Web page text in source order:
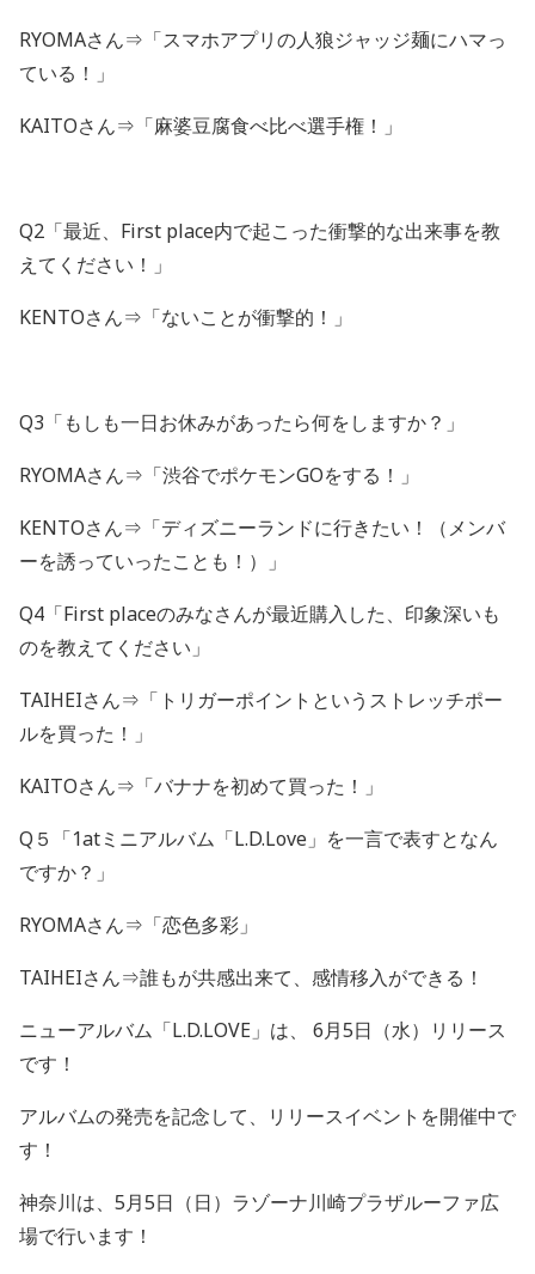
RYOMAさん⇒「スマホアプリの人狼ジャッジ麺にハマっ
ている！」
KAITOさん⇒「麻婆豆腐食べ比べ選手権！」
Q2「最近、First place内で起こった衝撃的な出来事を教
えてください！」
KENTOさん⇒「ないことが衝撃的！」
Q3「もしも一日お休みがあったら何をしますか？」
RYOMAさん⇒「渋谷でポケモンGOをする！」
KENTOさん⇒「ディズニーランドに行きたい！（メンバ
ーを誘っていったことも！）」
Q4「First placeのみなさんが最近購入した、印象深いも
のを教えてください」
TAIHEIさん⇒「トリガーポイントというストレッチポー
ルを買った！」
KAITOさん⇒「バナナを初めて買った！」
Q５「1atミニアルバム「L.D.Love」を一言で表すとなん
ですか？」
RYOMAさん⇒「恋色多彩」
TAIHEIさん⇒誰もが共感出来て、感情移入ができる！
ニューアルバム「L.D.LOVE」は、 6月5日（水）リリース
です！
アルバムの発売を記念して、リリースイベントを開催中で
す！
神奈川は、5月5日（日）ラゾーナ川崎プラザルーファ広
場で行います！